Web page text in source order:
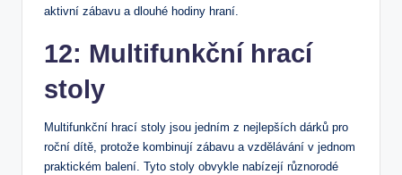
aktivní zábavu⁣ a dlouhé ‍hodiny hraní.
12: Multifunkční hrací
stoly
Multifunkční hrací stoly jsou jedním z nejlepších dárků pro
roční dítě, protože kombinují ‍zábavu ‌a vzdělávání v jednom
praktickém balení. Tyto stoly obvykle‌ nabízejí různorodé